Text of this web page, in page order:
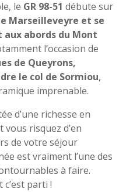
le GR 98-51 débute sur
Marseilleveyre et se
abords du Mont
l’occasion de
de Queyrons,
le col de Sormiou,
imprenable.
d’une richesse en
risquez d’en
de votre séjour
est vraiment l’une des
à faire.
parti !